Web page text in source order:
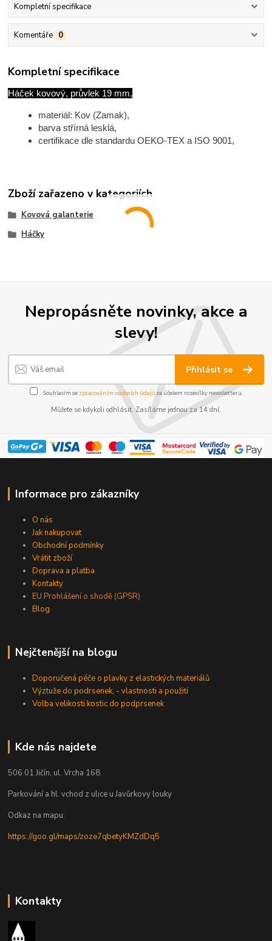
Kompletní specifikace
Komentáře 0
Kompletní specifikace
Háček kovový, průvlek 19 mm,
materiál: Kov (Zamak),
barva střírná lesklá,
certifikace dle standardu OEKO-TEX a ISO 9001,
Zboží zařazeno v kategoriích
Kovová galanterie
Háčky
Nepropásněte novinky, akce a
slevy!
Přihlásit se
Souhlasím se zpracováním osobních údajůza účelem rozesílky newsletteru.
Můžete se kdykoli odhlásit. Zasíláme jednou za 14 dní.
Informace pro zákazníky
O nás
Jak nakupovat
Obchodní podmínky
Vrátit zboží
Doprava a platba
Kontakty
EU Prohlášení o shodě (GPSR)
Blog
Nejčtenější na blogu
Doporučená péče o plavky z elastických materiálů
Výztuže do podrsenek, - vlastnosti a použití
Volba velikosti kostic do podprsenek
Kde nás najdete
506 01 Jičín, ul. Vrcha 168
Parkování a hl. vchod z ulice u Javůrkovy louky
Odkaz na mapu:
https://goo.gl/maps/zoze7qbetyKMZdDq5
Kontakty